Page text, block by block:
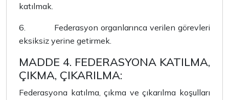
katılmak.
6.
Federasyon organlarınca verilen görevleri
eksiksiz yerine getirmek.
MADDE 4. FEDERASYONA KATILMA,
ÇIKMA, ÇIKARILMA:
Federasyona katılma, çıkma ve çıkarılma koşulları